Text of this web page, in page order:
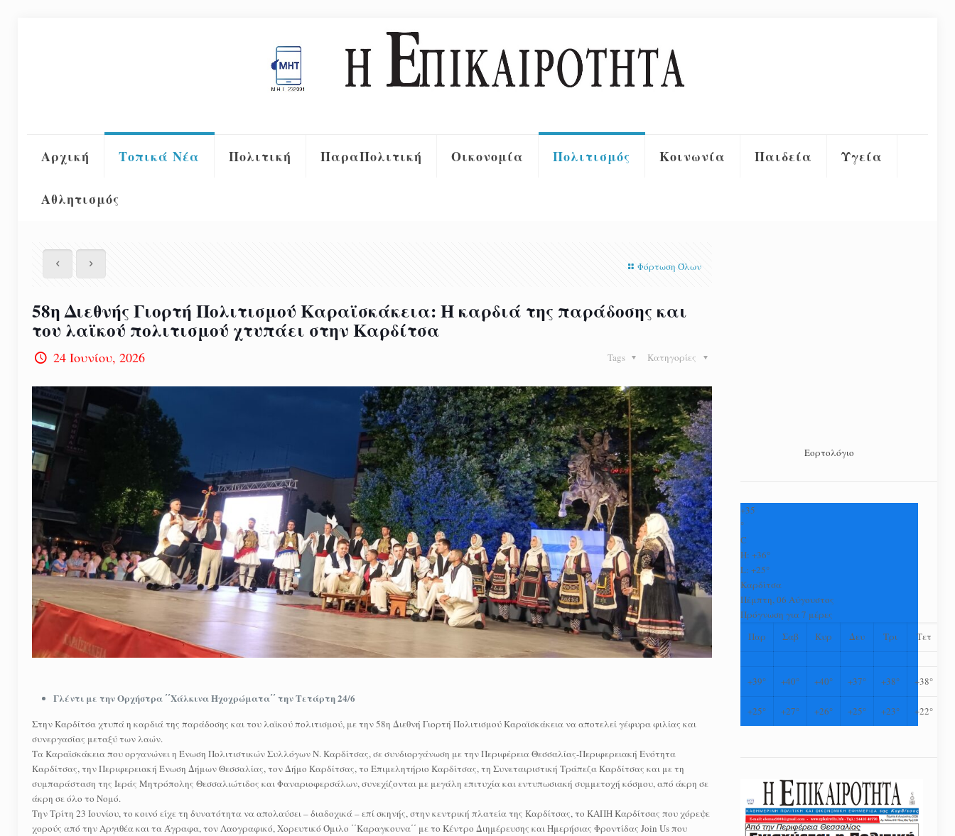
Αρχική Τοπικά Νέα Πολιτική ΠαραΠολιτική Οικονομία Πολιτισμός Κοινωνία Παιδεία Υγεία
Αθλητισμός
Φόρτωση Όλων
58η Διεθνής Γιορτή Πολιτισμού Καραϊσκάκεια: Η καρδιά της παράδοσης και
του λαϊκού πολιτισμού χτυπάει στην Καρδίτσα
24 Ιουνίου, 2026 Κατηγορίες
Tags
Γλέντι με την Ορχήστρα ΄΄Χάλκινα Ηχοχρώματα΄΄ την Τετάρτη 24/6
Στην Καρδίτσα χτυπά η καρδιά της παράδοσης και του λαϊκού πολιτισμού, με την 58η Διεθνή Γιορτή Πολιτισμού Καραϊσκάκεια να αποτελεί γέφυρα φιλίας και
συνεργασίας μεταξύ των λαών.
Τα Καραϊσκάκεια που οργανώνει η Ένωση Πολιτιστικών Συλλόγων Ν. Καρδίτσας, σε συνδιοργάνωση με την Περιφέρεια Θεσσαλίας-Περιφερειακή Ενότητα
Καρδίτσας, την Περιφερειακή Ένωση Δήμων Θεσσαλίας, τον Δήμο Καρδίτσας, το Επιμελητήριο Καρδίτσας, τη Συνεταιριστική Τράπεζα Καρδίτσας και με τη
συμπαράσταση της Ιεράς Μητρόπολης Θεσσαλιώτιδος και Φαναριοφερσάλων, συνεχίζονται με μεγάλη επιτυχία και εντυπωσιακή συμμετοχή κόσμου, από άκρη σε
άκρη σε όλο το Νομό.
Την Τρίτη 23 Ιουνίου, το κοινό είχε τη δυνατότητα να απολαύσει – διαδοχικά – επί σκηνής, στην κεντρική πλατεία της Καρδίτσας, το ΚΑΠΗ Καρδίτσας που χόρεψε
χορούς από την Αργιθέα και τα Άγραφα, τον Λαογραφικό, Χορευτικό Όμιλο ΄΄Καραγκουνα΄΄ με το Κέντρο Διημέρευσης και Ημερήσιας Φροντίδας Join Us που
Εορτολόγιο
+35
°
C
H:+36°
L:+25°
Καρδίτσα
Πέμπτη, 06 Αύγουστος
Πρόγνωση για 7 μέρες
Παρ
Σαβ Κυρ Δευ Τρι Τετ
+39° +40° +40° +37° +38° +38°
+25° +27° +26° +25° +23° +22°